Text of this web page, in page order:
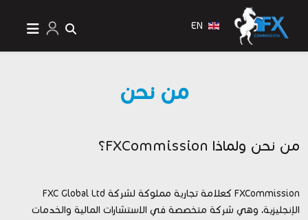
EN
من نحن
من نحن ولماذا FXCommission؟
FXCommission كعلامة تجارية مملوكة لشركة
FXC Global Ltd
الإنجليزية، وهي شركة متخصصة في الاستشارات المالية والخدمات